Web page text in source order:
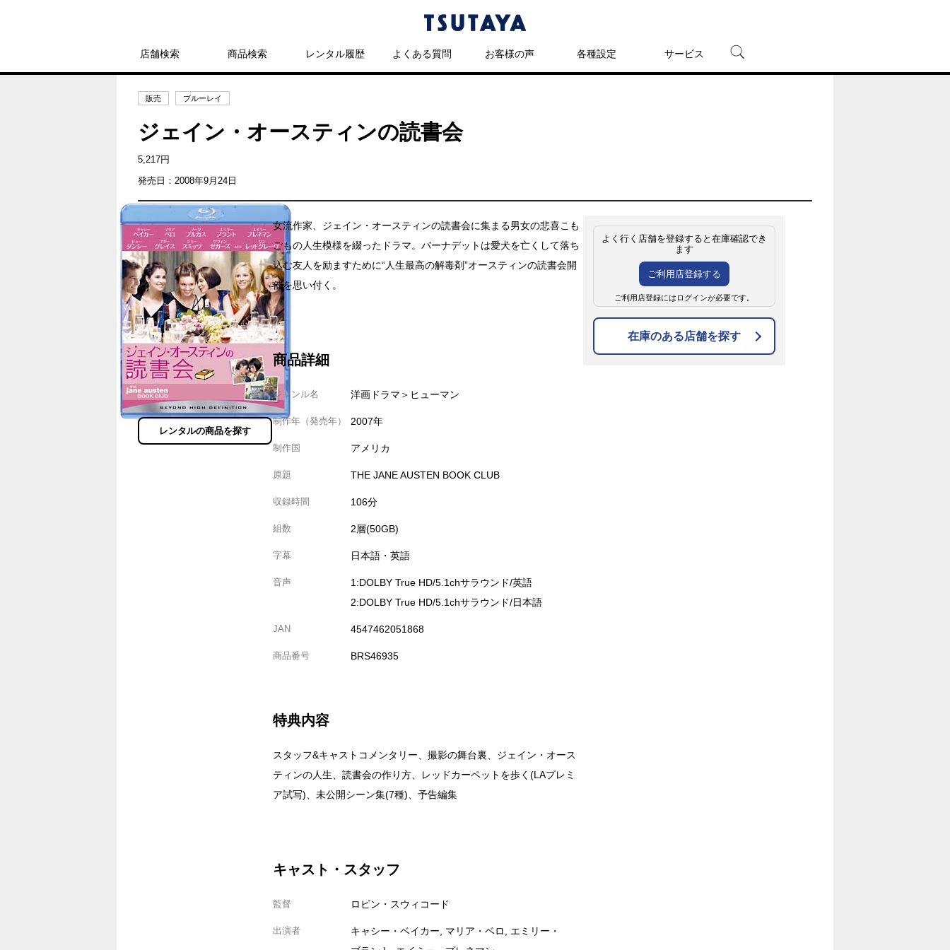
店舗検索 商品検索 レンタル履歴 よくある質問 お客様の声 各種設定 サービス
販売 ブルーレイ
ジェイン・オースティンの読書会
5,217円
発売日：2008年9月24日
レンタルの商品を探す
女流作家、ジェイン・オースティンの読書会に集まる男女の悲喜こも
ごもの人生模様を綴ったドラマ。バーナデットは愛犬を亡くして落ち
込む友人を励ますために“人生最高の解毒剤”オースティンの読書会開
催を思い付く。
商品詳細
ジャンル名 洋画ドラマ＞ヒューマン
制作年（発売年） 2007年
制作国 アメリカ
原題 THE JANE AUSTEN BOOK CLUB
収録時間 106分
組数 2層(50GB)
字幕 日本語・英語
音声
1:DOLBY True HD/5.1chサラウンド/英語
2:DOLBY True HD/5.1chサラウンド/日本語
JAN 4547462051868
商品番号 BRS46935
特典内容
スタッフ&キャストコメンタリー、撮影の舞台裏、ジェイン・オース
ティンの人生、読書会の作り方、レッドカーペットを歩く(LAプレミ
ア試写)、未公開シーン集(7種)、予告編集
キャスト・スタッフ
監督 ロビン・スウィコード
出演者
キャシー・ベイカー, マリア・ベロ, エミリー・
よく行く店舗を登録すると在庫確認でき
ます
ご利用店登録する
ご利用店登録にはログインが必要です。
在庫のある店舗を探す